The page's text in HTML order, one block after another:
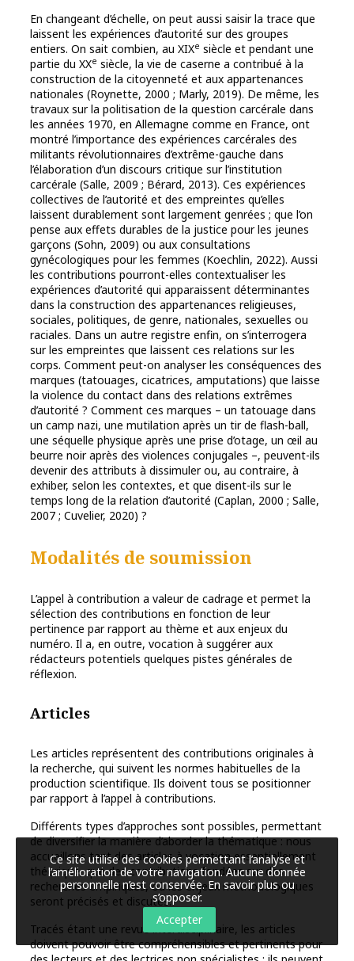
En changeant d’échelle, on peut aussi saisir la trace que
laissent les expériences d’autorité sur des groupes
entiers. On sait combien, au XIXe siècle et pendant une
partie du XXe siècle, la vie de caserne a contribué à la
construction de la citoyenneté et aux appartenances
nationales (Roynette, 2000 ; Marly, 2019). De même, les
travaux sur la politisation de la question carcérale dans
les années 1970, en Allemagne comme en France, ont
montré l’importance des expériences carcérales des
militants révolutionnaires d’extrême-gauche dans
l’élaboration d’un discours critique sur l’institution
carcérale (Salle, 2009 ; Bérard, 2013). Ces expériences
collectives de l’autorité et des empreintes qu’elles
laissent durablement sont largement genrées ; que l’on
pense aux effets durables de la justice pour les jeunes
garçons (Sohn, 2009) ou aux consultations
gynécologiques pour les femmes (Koechlin, 2022). Aussi
les contributions pourront-elles contextualiser les
expériences d’autorité qui apparaissent déterminantes
dans la construction des appartenances religieuses,
sociales, politiques, de genre, nationales, sexuelles ou
raciales. Dans un autre registre enfin, on s’interrogera
sur les empreintes que laissent ces relations sur les
corps. Comment peut-on analyser les conséquences des
marques (tatouages, cicatrices, amputations) que laisse
la violence du contact dans des relations extrêmes
d’autorité ? Comment ces marques – un tatouage dans
un camp nazi, une mutilation après un tir de flash-ball,
une séquelle physique après une prise d’otage, un œil au
beurre noir après des violences conjugales –, peuvent-ils
devenir des attributs à dissimuler ou, au contraire, à
exhiber, selon les contextes, et que disent-ils sur le
temps long de la relation d’autorité (Caplan, 2000 ; Salle,
2007 ; Cuvelier, 2020) ?
Modalités de soumission
L’appel à contribution a valeur de cadrage et permet la
sélection des contributions en fonction de leur
pertinence par rapport au thème et aux enjeux du
numéro. Il a, en outre, vocation à suggérer aux
rédacteurs potentiels quelques pistes générales de
réflexion.
Articles
Les articles représentent des contributions originales à
la recherche, qui suivent les normes habituelles de la
production scientifique. Ils doivent tous se positionner
par rapport à l’appel à contributions.
Différents types d’approches sont possibles, permettant
de diversifier la manière d’aborder la thématique : nous
accueillons tant des articles à vocation essentiellement
théorique, que des contributions fondées sur des
recherches empiriques, où les enjeux méthodologiques
seront précisés et discutés.
Tracés étant une revue interdisciplinaire, les articles
doivent pouvoir être compréhensibles et pertinents pour
Ce site utilise des cookies permettant l’analyse et
l’amélioration de votre navigation. Aucune donnée
personnelle n’est conservée. En savoir plus ou
s’opposer.
Accepter